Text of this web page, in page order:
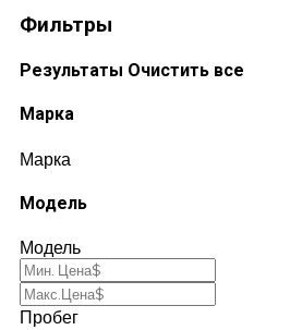
Фильтры
Результаты Очистить все
Марка
Марка
Модель
Модель
Пробег